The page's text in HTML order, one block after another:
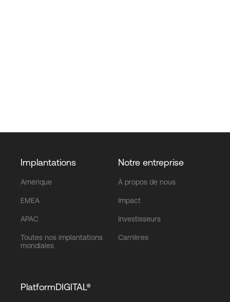
Implantations
Amérique
EMEA
APAC
Toutes nos implantations
mondiales
Notre entreprise
À propos de nous
Impact
Investisseurs
Carrières
PlatformDIGITAL®